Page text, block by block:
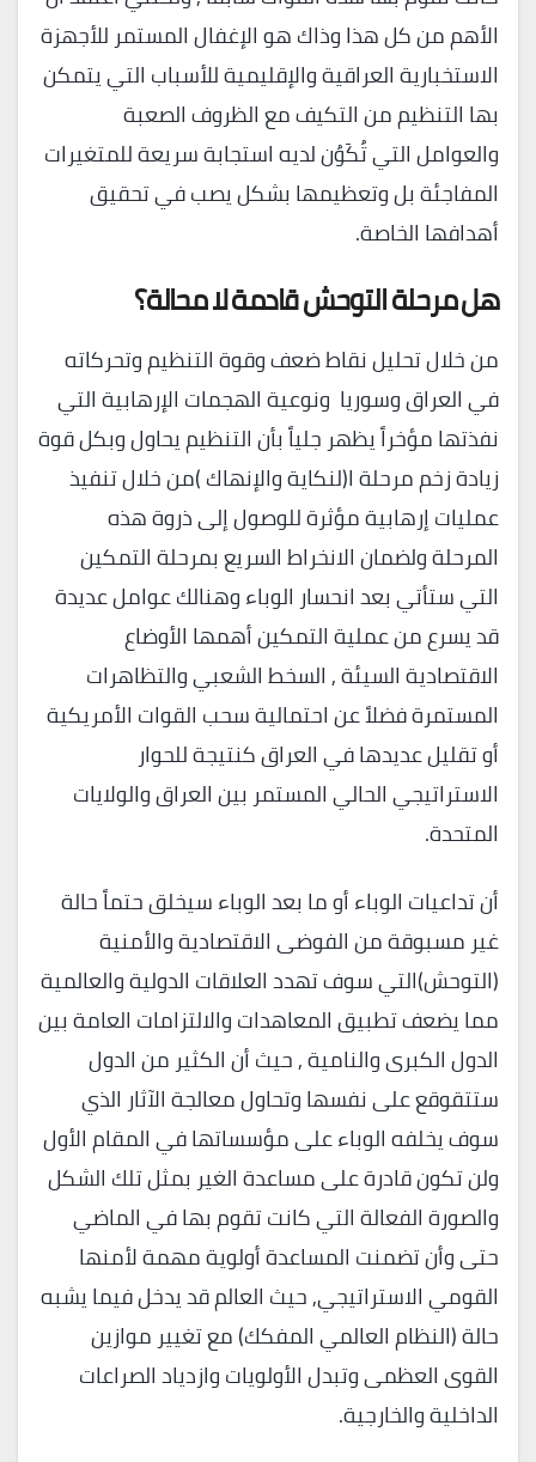
الأهم من كل هذا وذاك هو الإغفال المستمر للأجهزة
الاستخبارية العراقية والإقليمية للأسباب التي يتمكن
بها التنظيم من التكيف مع الظروف الصعبة
والعوامل التي تُكَوُن لديه استجابة سريعة للمتغيرات
المفاجئة بل وتعظيمها بشكل يصب في تحقيق
أهدافها الخاصة.
هل مرحلة التوحش قادمة لا محالة؟
من خلال تحليل نقاط ضعف وقوة التنظيم وتحركاته
في العراق وسوريا ونوعية الهجمات الإرهابية التي
نفذتها مؤخراً يظهر جلياً بأن التنظيم يحاول وبكل قوة
زيادة زخم مرحلة ا(لنكاية والإنهاك )من خلال تنفيذ
عمليات إرهابية مؤثرة للوصول إلى ذروة هذه
المرحلة ولضمان الانخراط السريع بمرحلة التمكين
التي ستأتي بعد انحسار الوباء وهنالك عوامل عديدة
قد يسرع من عملية التمكين أهمها الأوضاع
الاقتصادية السيئة , السخط الشعبي والتظاهرات
المستمرة فضلاً عن احتمالية سحب القوات الأمريكية
أو تقليل عديدها في العراق كنتيجة للحوار
الاستراتيجي الحالي المستمر بين العراق والولايات
المتحدة.
أن تداعيات الوباء أو ما بعد الوباء سيخلق حتماً حالة
غير مسبوقة من الفوضى الاقتصادية والأمنية
(التوحش)التي سوف تهدد العلاقات الدولية والعالمية
مما يضعف تطبيق المعاهدات والالتزامات العامة بين
الدول الكبرى والنامية , حيث أن الكثير من الدول
ستتقوقع على نفسها وتحاول معالجة الآثار الذي
سوف يخلفه الوباء على مؤسساتها في المقام الأول
ولن تكون قادرة على مساعدة الغير بمثل تلك الشكل
والصورة الفعالة التي كانت تقوم بها في الماضي
حتى وأن تضمنت المساعدة أولوية مهمة لأمنها
القومي الاستراتيجي, حيث العالم قد يدخل فيما يشبه
حالة (النظام العالمي المفكك) مع تغيير موازين
القوى العظمى وتبدل الأولويات وازدياد الصراعات
الداخلية والخارجية.